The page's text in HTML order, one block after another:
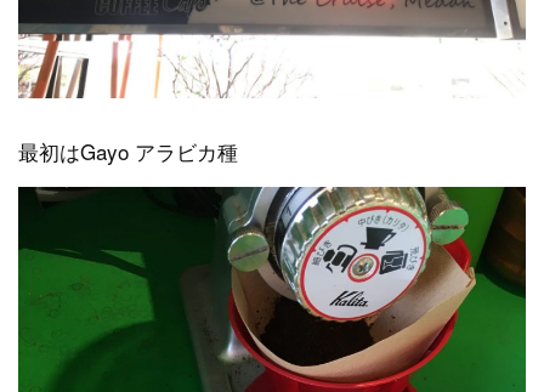
最初はGayo アラビカ種